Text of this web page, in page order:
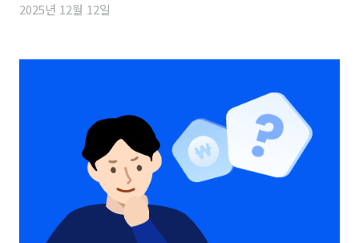
2025년 12월 12일